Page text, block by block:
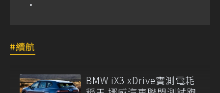
續航
BMW iX3 xDrive實測電耗